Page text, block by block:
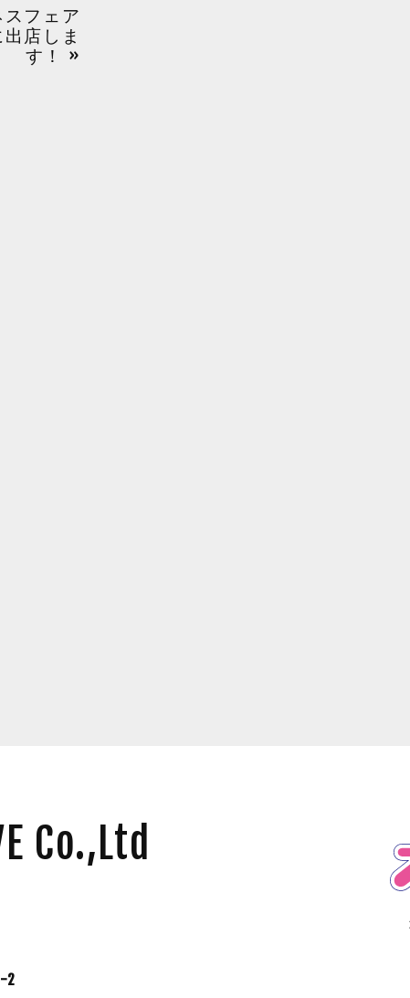
フェア
店しま
す！
»
Co.,Ltd
2